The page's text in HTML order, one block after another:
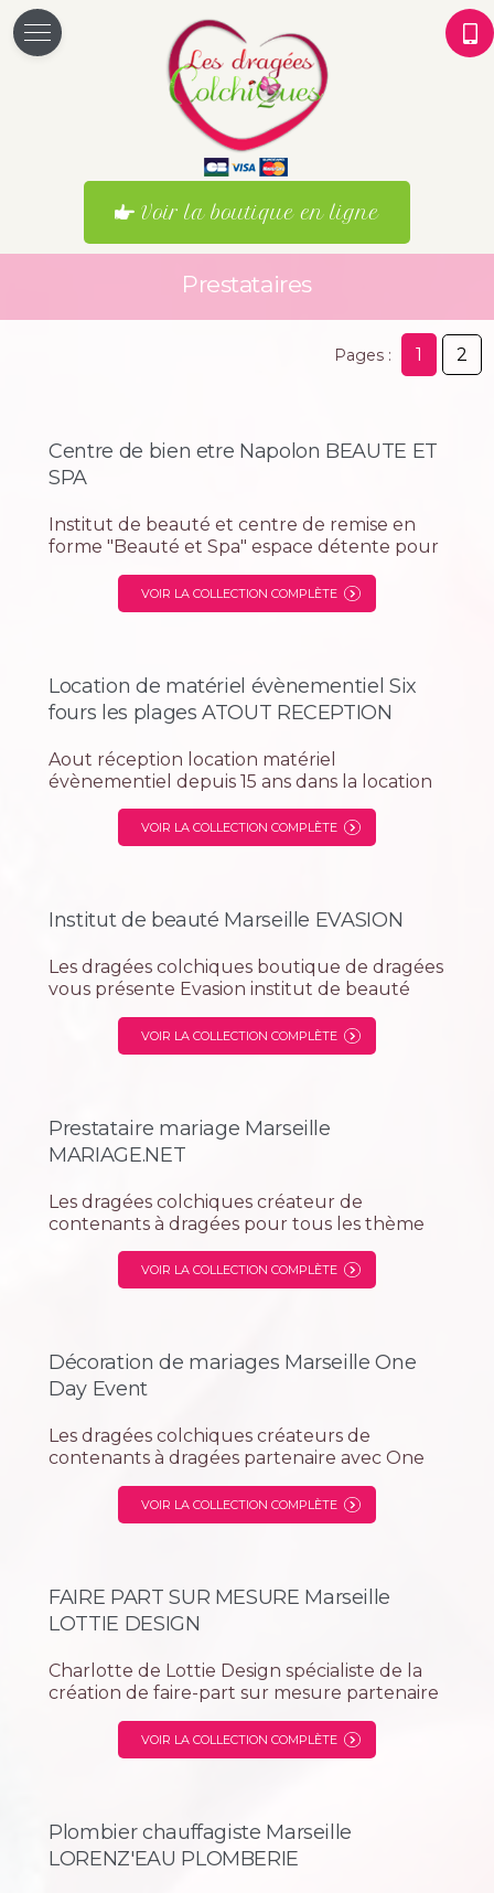
Voir la boutique en ligne
Prestataires
Pages : 1 2
Centre de bien etre Napolon BEAUTE ET
SPA
Institut de beauté et centre de remise en
forme "Beauté et Spa" espace détente pour
colchiques le N° 1 de la bonbonnière
dragées en Provence Alpes Cote d' Azur
VOIR LA COLLECTION COMPLÈTE
Location de matériel évènementiel Six
fours les plages ATOUT RECEPTION
Aout réception location matériel
évènementiel depuis 15 ans dans la location
réception professionnel ou privé partenaire
avec les dragées colchiques spécialiste du
VOIR LA COLLECTION COMPLÈTE
Institut de beauté Marseille EVASION
Les dragées colchiques boutique de dragées
vous présente Evasion institut de beauté
VOIR LA COLLECTION COMPLÈTE
Prestataire mariage Marseille
MARIAGE.NET
Les dragées colchiques créateur de
contenants à dragées pour tous les thème
partenaire exclusif avec la société
mariage.net site de mise en relation avec les
prestataires du mariage salle de réception,
VOIR LA COLLECTION COMPLÈTE
Décoration de mariages Marseille One
Day Event
Les dragées colchiques créateurs de
contenants à dragées partenaire avec One
organisation de votre mariage.
VOIR LA COLLECTION COMPLÈTE
FAIRE PART SUR MESURE Marseille
LOTTIE DESIGN
Charlotte de Lottie Design spécialiste de la
création de faire-part sur mesure partenaire
boutique en ligne de ballotions à dragées
pour tous vos évènements festifs comme
VOIR LA COLLECTION COMPLÈTE
Plombier chauffagiste Marseille
LORENZ'EAU PLOMBERIE